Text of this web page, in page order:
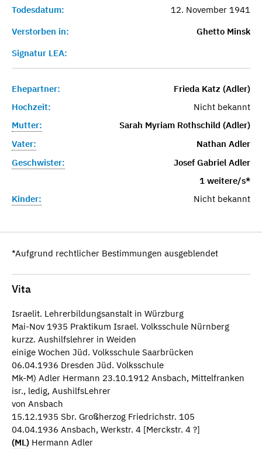
Todesdatum:
12. November 1941
Verstorben in:
Ghetto Minsk
Signatur LEA:
Ehepartner:
Frieda Katz (Adler)
Hochzeit:
Nicht bekannt
Mutter:
Sarah Myriam Rothschild (Adler)
Vater:
Nathan Adler
Geschwister:
Josef Gabriel Adler
1 weitere/s*
Kinder:
Nicht bekannt
*Aufgrund rechtlicher Bestimmungen ausgeblendet
Vita
Israelit. Lehrerbildungsanstalt in Würzburg
Mai-Nov 1935 Praktikum Israel. Volksschule Nürnberg
kurzz. Aushilfslehrer in Weiden
einige Wochen Jüd. Volksschule Saarbrücken
06.04.1936 Dresden Jüd. Volksschule
Mk-M) Adler Hermann 23.10.1912 Ansbach, Mittelfranken
isr., ledig, AushilfsLehrer
von Ansbach
15.12.1935 Sbr. Großherzog Friedrichstr. 105
04.04.1936 Ansbach, Werkstr. 4 [Merckstr. 4 ?]
(ML) Hermann Adler